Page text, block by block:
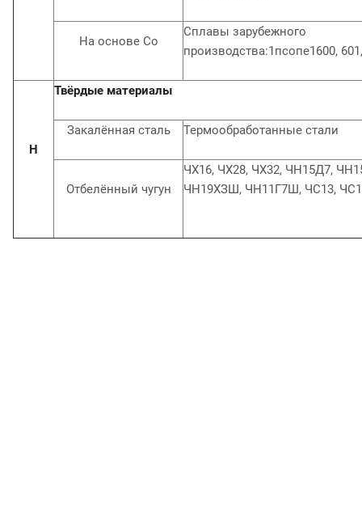
На основе Со
Сплавы зарубежного
производства:1псопе1600,
Н
Твёрдые материалы
Закалённая сталь Термообработанные стали
Отбелённый чугун
ЧХ16, ЧХ28, ЧХ32, ЧН15Д7,
ЧН19ХЗШ, ЧН11Г7Ш, ЧС13,